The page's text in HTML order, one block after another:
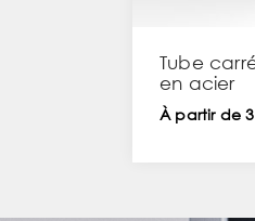
Tube
en acier
À partir de